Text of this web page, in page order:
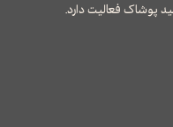
پوشاک فعالیت دارد.